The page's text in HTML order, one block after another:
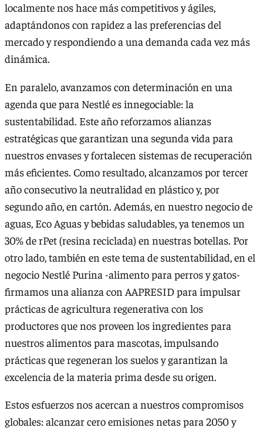
localmente nos hace más competitivos y ágiles,
adaptándonos con rapidez a las preferencias del
mercado y respondiendo a una demanda cada vez más
dinámica.
En paralelo, avanzamos con determinación en una
agenda que para Nestlé es innegociable: la
sustentabilidad. Este año reforzamos alianzas
estratégicas que garantizan una segunda vida para
nuestros envases y fortalecen sistemas de recuperación
más eficientes. Como resultado, alcanzamos por tercer
año consecutivo la neutralidad en plástico y, por
segundo año, en cartón. Además, en nuestro negocio de
aguas, Eco Aguas y bebidas saludables, ya tenemos un
30% de rPet (resina reciclada) en nuestras botellas. Por
otro lado, también en este tema de sustentabilidad, en el
negocio Nestlé Purina -alimento para perros y gatos-
firmamos una alianza con AAPRESID para impulsar
prácticas de agricultura regenerativa con los
productores que nos proveen los ingredientes para
nuestros alimentos para mascotas, impulsando
prácticas que regeneran los suelos y garantizan la
excelencia de la materia prima desde su origen.
Estos esfuerzos nos acercan a nuestros compromisos
globales: alcanzar cero emisiones netas para 2050 y